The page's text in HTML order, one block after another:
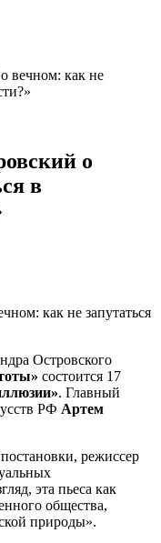
вечном: как не
о
в
Островского
состоится 17
. Главный
РФ Артем
режиссер
эта пьеса как
общества,
природы».